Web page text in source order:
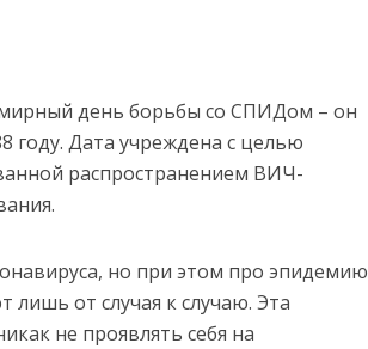
день борьбы со СПИДом – он
году. Дата учреждена с целью
распространением ВИЧ-
но при этом про эпидемию
от случая к случаю. Эта
не проявлять себя на